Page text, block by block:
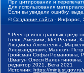
При цитировании и
Для использования
Если вы увидели ошибку,
©Создание сайта - Инфорос,
* Реестр иностранных
Голос Америки, Idel.Реалии,
Людмила Алексеевна,
Александрович, Маняхин
Гройсман Софья Романовна,
Шмагун Олеся Валентиновна,
редактор 2021, Вега 2021
Источник: https://